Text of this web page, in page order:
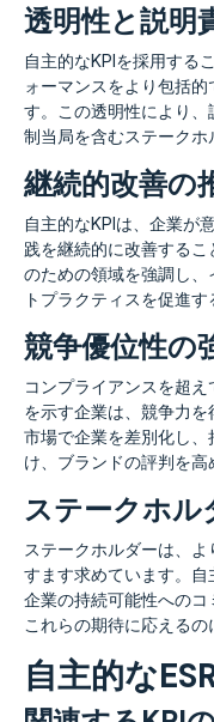
透明性と説明
自主的なKPIを採用する
ォーマンスをより包括
す。この透明性により
制当局を含むステークホ
継続的改善の
自主的なKPIは、企業が
践を継続的に改善する
のための領域を強調し
トプラクティスを促進す
競争優位性の
コンプライアンスを超
を示す企業は、競争力を
市場で企業を差別化し
け、ブランドの評判を高
ステークホル
ステークホルダーは、
すます求めています。自
企業の持続可能性へのコ
これらの期待に応えるの
自主的な